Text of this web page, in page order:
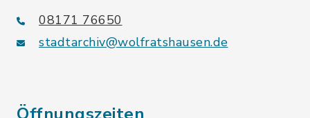
08171 76650
stadtarchiv@wolfratshausen.de